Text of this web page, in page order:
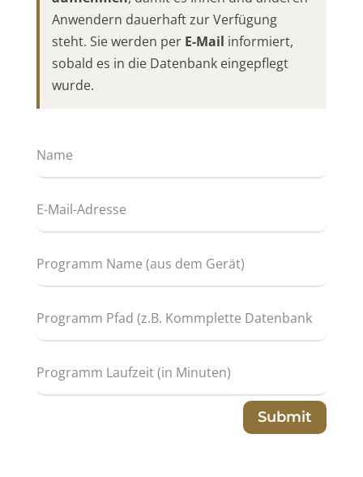
Anwendern dauerhaft zur Verfügung
steht. Sie werden per E-Mail informiert,
sobald es in die Datenbank eingepflegt
wurde.
Submit